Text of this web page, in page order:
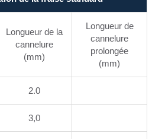
Longueur de la
cannelure
(mm)
Longueur de
cannelure
prolongée
(mm)
2.0
3,0